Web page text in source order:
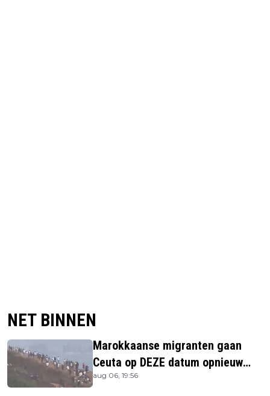
NET BINNEN
Marokkaanse migranten gaan
Ceuta op DEZE datum opnieuw
bestormen
aug 06, 19:56